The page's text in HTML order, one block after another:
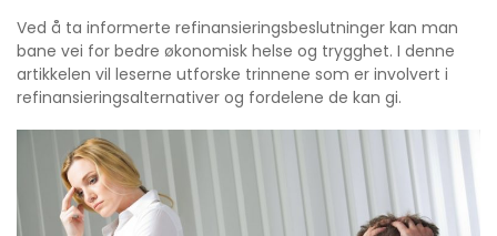
Ved å ta informerte refinansieringsbeslutninger kan man
bane vei for bedre økonomisk helse og trygghet. I denne
artikkelen vil leserne utforske trinnene som er involvert i
refinansieringsalternativer og fordelene de kan gi.